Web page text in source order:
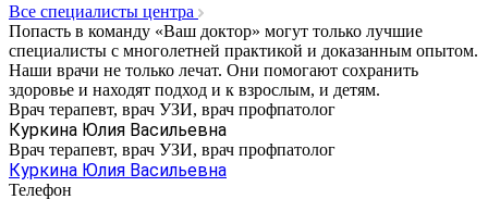
Все специалисты центра
Попасть в команду «Ваш доктор» могут только лучшие
специалисты с многолетней практикой и доказанным опытом.
Наши врачи не только лечат. Они помогают сохранить
здоровье и находят подход и к взрослым, и детям.
Врач терапевт, врач УЗИ, врач профпатолог
Куркина Юлия Васильевна
Врач терапевт, врач УЗИ, врач профпатолог
Куркина Юлия Васильевна
Телефон